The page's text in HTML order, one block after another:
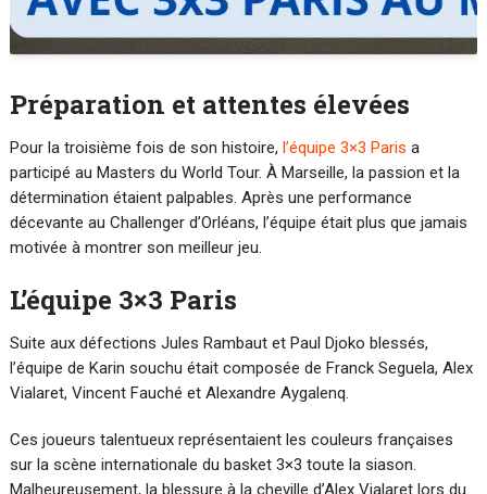
Préparation et attentes élevées
Pour la troisième fois de son histoire, l’équipe 3×3 Paris a
participé au Masters du World Tour. À Marseille, la passion et la
détermination étaient palpables. Après une performance
décevante au Challenger d’Orléans, l’équipe était plus que jamais
motivée à montrer son meilleur jeu.
L’équipe 3×3 Paris
Suite aux défections Jules Rambaut et Paul Djoko blessés,
l’équipe de Karin souchu était composée de Franck Seguela, Alex
Vialaret, Vincent Fauché et Alexandre Aygalenq.
Ces joueurs talentueux représentaient les couleurs françaises
sur la scène internationale du basket 3×3 toute la siason.
Malheureusement, la blessure à la cheville d’Alex Vialaret lors du